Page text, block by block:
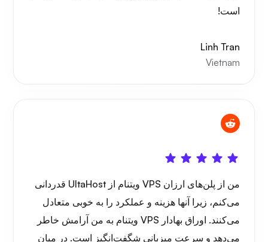
پلی‌تیوب
است!
Linh Tran
Vietnam
من از پلن‌های ارزان VPS ویتنام از UltaHost قدردانی
می‌کنم، زیرا آنها هزینه و عملکرد را به خوبی متعادل
می‌کنند. اوراق بهادار VPS ویتنام به من آرامش خاطر
می‌دهد و سرعت میزبانی شگفت‌انگیز است. در میان